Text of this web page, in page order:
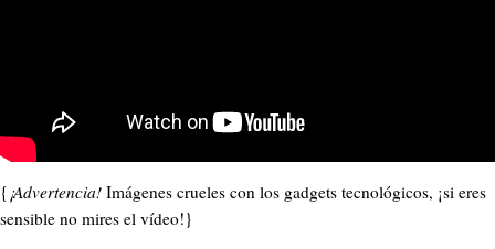
{ ¡Advertencia! Imágenes crueles con los gadgets tecnológicos, ¡si eres
sensible no mires el vídeo!}